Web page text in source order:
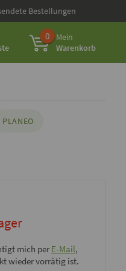
Bestellungen
0
Mein
Warenkorb
PLANEO
mich per E-Mail,
wieder vorrätig ist.